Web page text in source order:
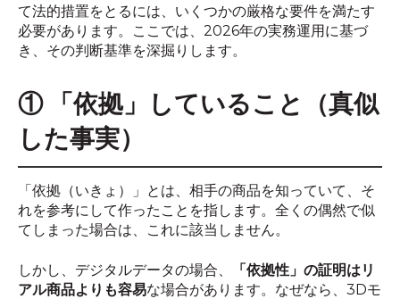
て法的措置をとるには、いくつかの厳格な要件を満たす
必要があります。ここでは、2026年の実務運用に基づ
き、その判断基準を深掘りします。
① 「依拠」していること（真似
した事実）
「依拠（いきょ）」とは、相手の商品を知っていて、そ
れを参考にして作ったことを指します。全くの偶然で似
てしまった場合は、これに該当しません。
しかし、デジタルデータの場合、
「依拠性」の証明はリ
アル商品よりも容易な場合があります。なぜなら、3Dモ